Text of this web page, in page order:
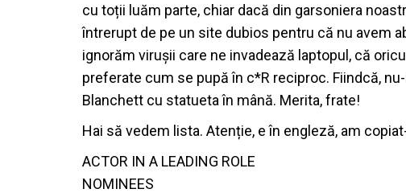
cu toții luăm parte, chiar dacă din garsoniera
întrerupt de pe un site dubios pentru că nu avem
ignorăm virușii care ne invadează laptopul, că
preferate cum se pupă în c*R reciproc. Fiindcă,
Blanchett cu statueta în mână. Merita, frate!
Hai să vedem lista. Atenție, e în engleză, am
ACTOR IN A LEADING ROLE
NOMINEES